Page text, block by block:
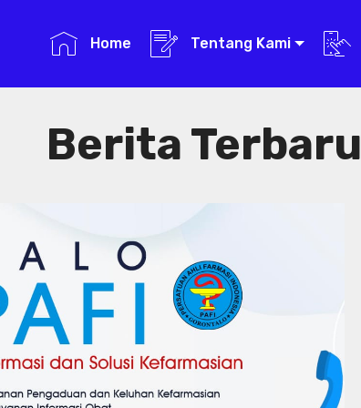
Home Tentang Kami
Berita Terbaru